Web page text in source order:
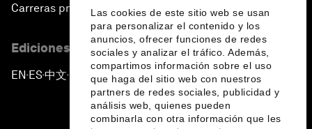
Las cookies de este sitio web se usan
para personalizar el contenido y los
anuncios, ofrecer funciones de redes
sociales y analizar el tráfico. Además,
compartimos información sobre el uso
que haga del sitio web con nuestros
partners de redes sociales, publicidad y
análisis web, quienes pueden
combinarla con otra información que les
Carreras profesionales
Ediciones en otros idiomas
EN ▪ES▪中文▪ 日本語